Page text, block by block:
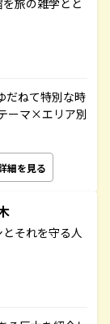
旅の雑学とと
だねて特別な時
ーマ×エリア別
細を見る
それを守る人